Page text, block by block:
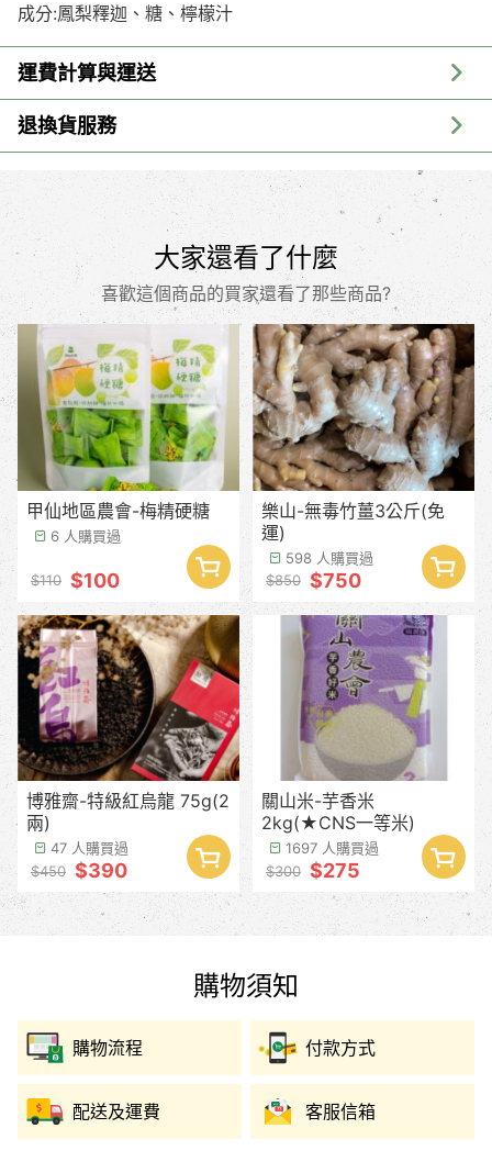
成分:鳳梨釋迦、糖、檸檬汁
運費計算與運送
退換貨服務
大家還看了什麼
喜歡這個商品的買家還看了那些商品?
甲仙地區農會-梅精硬糖
6 人購買過
$110 $100
樂山-無毒竹薑3公斤(免
運)
598 人購買過
$850 $750
博雅齋-特級紅烏龍 75g(2
兩)
47 人購買過
$450 $390
關山米-芋香米
2kg(★CNS一等米)
1697 人購買過
$300 $275
購物須知
購物流程 付款方式
配送及運費 客服信箱